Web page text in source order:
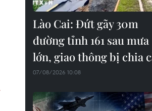
Lào Cai: Đứt gãy 30m
đường tỉnh 161 sau mưa
lớn, giao thông bị chia
07/08/2026 10:08